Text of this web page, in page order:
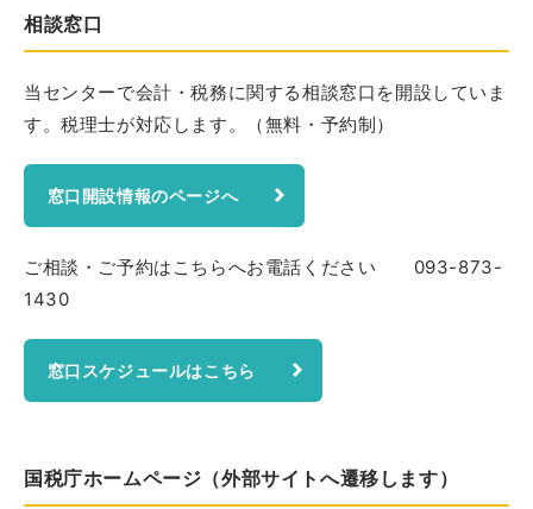
相談窓口
当センターで会計・税務に関する相談窓口を開設していま
す。税理士が対応します。（無料・予約制）
窓口開設情報のページへ
ご相談・ご予約はこちらへお電話ください 093-873-
1430
窓口スケジュールはこちら
国税庁ホームページ（外部サイトへ遷移します）